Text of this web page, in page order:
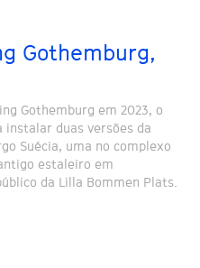
Gothemburg,
Gothemburg em 2023, o
instalar duas versões da
Suécia, uma no complexo
estaleiro em
da Lilla Bommen Plats.